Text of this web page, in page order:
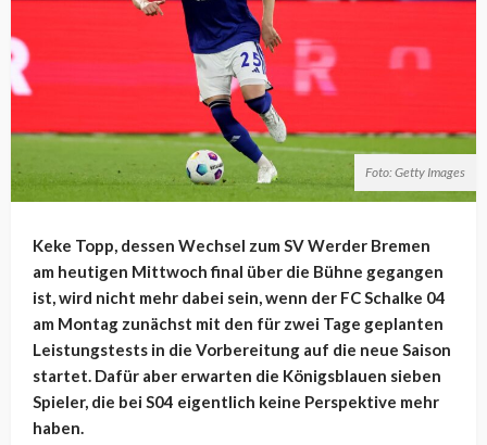
Foto: Getty Images
Keke Topp, dessen Wechsel zum SV Werder Bremen
am heutigen Mittwoch final über die Bühne gegangen
ist, wird nicht mehr dabei sein, wenn der FC Schalke 04
am Montag zunächst mit den für zwei Tage geplanten
Leistungstests in die Vorbereitung auf die neue Saison
startet. Dafür aber erwarten die Königsblauen sieben
Spieler, die bei S04 eigentlich keine Perspektive mehr
haben.